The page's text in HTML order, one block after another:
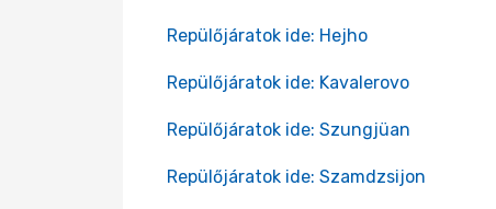
Repülőjáratok ide: Hejho
Repülőjáratok ide: Kavalerovo
Repülőjáratok ide: Szungjüan
Repülőjáratok ide: Szamdzsijon